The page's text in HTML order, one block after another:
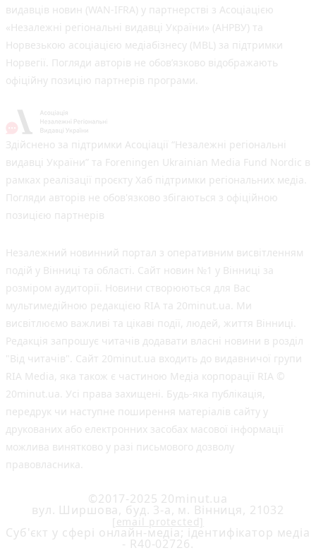
видавців новин (WAN-IFRA) у партнерстві з Асоціацією
«Незалежні регіональні видавці України» (АНРВУ) та
Норвезькою асоціацією медіабізнесу (MBL) за підтримки
Норвегії. Погляди авторів не обов’язково відображають
офіційну позицію партнерів програми.
Здійснено за підтримки Асоціації “Незалежні регіональні
видавці України” та Foreningen Ukrainian Media Fund Nordic в
рамках реалізації проєкту Хаб підтримки регіональних медіа.
Погляди авторів не обов'язково збігаються з офіційною
позицією партнерів
Незалежний новинний портал з оперативним висвітленням
подій у Вінниці та області. Сайт новин №1 у Вінниці за
розміром аудиторії. Новини створюються для Вас
мультимедійною редакцією RIA та 20minut.ua. Ми
висвітлюємо важливі та цікаві події, людей, життя Вінниці.
Редакція запрошує читачів додавати власні новини в розділ
"Від читачів". Сайт 20minut.ua входить до видавничої групи
RIA Media, яка також є частиною Медіа корпорації RIA ©
20minut.ua. Усі права захищені. Будь-яка публiкацiя,
передрук чи наступне поширення матеріалів сайту у
друкованих або електронних засобах масової інформації
можлива винятково у разі письмового дозволу
правовласника.
©2017-2025 20minut.ua
вул. Ширшова, буд. 3-а, м. Вінниця, 21032
[email protected]
Cуб'єкт у сфері онлайн-медіа; ідентифікатор медіа
- R40-02726.